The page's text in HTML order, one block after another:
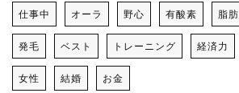
仕事中 オーラ 野心 有酸素 脂肪
発毛 ベスト トレーニング 経済力
女性 結婚 お金